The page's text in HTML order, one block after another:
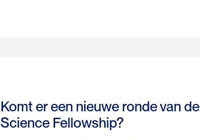
Komt er een nieuwe ronde van
Science Fellowship?